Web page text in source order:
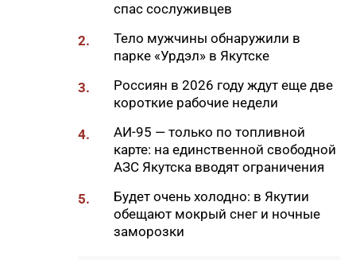
«Строить там, где другие не
решаются»: 30 лет работы
компании «Кинг-95» в Якутии
09:11
В Нерюнгри мужчину убили
ножом в собственной
квартире
09:00
Владимир Путин поручил
создать кластер по огранке
алмазов в Якутии и
Смоленской области
В Алданском районе построят
пять микрорайонов с
спас сослуживцев
2.
Тело мужчины обнаружили в
парке «Урдэл» в Якутске
3.
Россиян в 2026 году ждут еще две
короткие рабочие недели
4.
АИ-95 — только по топливной
карте: на единственной свободной
АЗС Якутска вводят ограничения
5.
Будет очень холодно: в Якутии
обещают мокрый снег и ночные
заморозки